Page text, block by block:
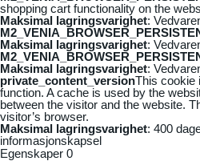
shopping cart functionality on the
Maksimal lagringsvarighet:
Maksimal lagringsvarighet:
Maksimal lagringsvarighet:
private_content_versionThis cookie
function. A cache is used by the
between the visitor and the website.
visitor’s browser.
Maksimal lagringsvarighet: 400
informasjonskapsel
Egenskaper 0